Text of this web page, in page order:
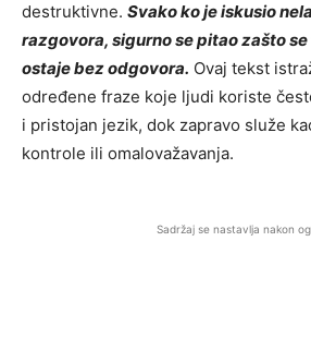
destruktivne. Svako ko je iskusio
razgovora, sigurno se pitao zašto
ostaje bez odgovora. Ovaj tekst
određene fraze koje ljudi koriste
i pristojan jezik, dok zapravo služe
kontrole ili omalovažavanja.
Sadržaj se nastavlja nakon